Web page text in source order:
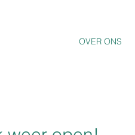
OVER ONS